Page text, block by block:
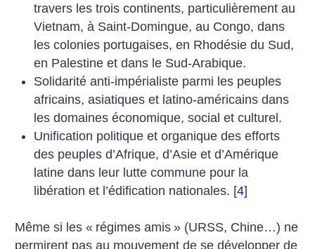
travers les trois continents, particulièrement au
Vietnam, à Saint-Domingue, au Congo, dans
les colonies portugaises, en Rhodésie du Sud,
en Palestine et dans le Sud-Arabique.
Solidarité anti-impérialiste parmi les peuples
africains, asiatiques et latino-américains dans
les domaines économique, social et culturel.
Unification politique et organique des efforts
des peuples d’Afrique, d’Asie et d’Amérique
latine dans leur lutte commune pour la
libération et l’édification nationales. [4]
Même si les « régimes amis » (URSS, Chine…) ne
permirent pas au mouvement de se développer de